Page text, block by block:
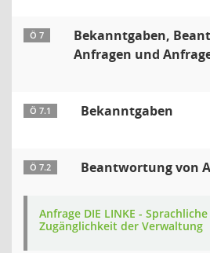
Ö 7
Bekanntgaben,
Anfragen und
Ö 7.1 Bekanntgaben
Ö 7.2 Beantwortung von
Anfrage DIE LINKE - Sprachliche
Zugänglichkeit der Verwaltung